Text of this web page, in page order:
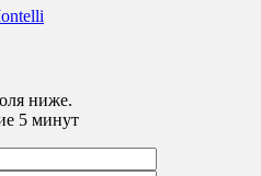
ниже.
5 минут